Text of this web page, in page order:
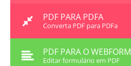
PDF PARA PDFA
Converta PDF para PDFa
PDF PARA O WEBFORM
Editar formulário em PDF